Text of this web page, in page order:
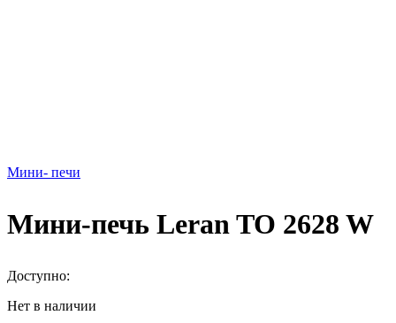
Мини- печи
Мини-печь Leran TO 2628 W
Доступно:
Нет в наличии